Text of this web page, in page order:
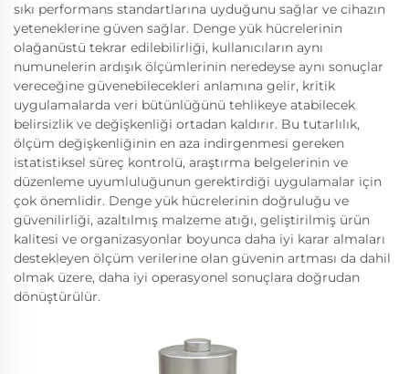
sıkı performans standartlarına uyduğunu sağlar ve cihazın
yeteneklerine güven sağlar. Denge yük hücrelerinin
olağanüstü tekrar edilebilirliği, kullanıcıların aynı
numunelerin ardışık ölçümlerinin neredeyse aynı sonuçlar
vereceğine güvenebilecekleri anlamına gelir, kritik
uygulamalarda veri bütünlüğünü tehlikeye atabilecek
belirsizlik ve değişkenliği ortadan kaldırır. Bu tutarlılık,
ölçüm değişkenliğinin en aza indirgenmesi gereken
istatistiksel süreç kontrolü, araştırma belgelerinin ve
düzenleme uyumluluğunun gerektirdiği uygulamalar için
çok önemlidir. Denge yük hücrelerinin doğruluğu ve
güvenilirliği, azaltılmış malzeme atığı, geliştirilmiş ürün
kalitesi ve organizasyonlar boyunca daha iyi karar almaları
destekleyen ölçüm verilerine olan güvenin artması da dahil
olmak üzere, daha iyi operasyonel sonuçlara doğrudan
dönüştürülür.